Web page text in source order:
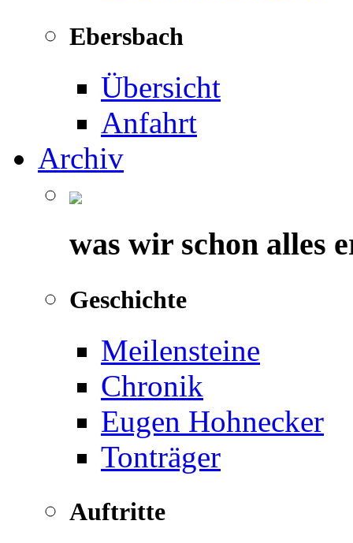
Ebersbach
Übersicht
Anfahrt
Archiv
was wir schon alles
Geschichte
Meilensteine
Chronik
Eugen Hohnecker
Tonträger
Auftritte